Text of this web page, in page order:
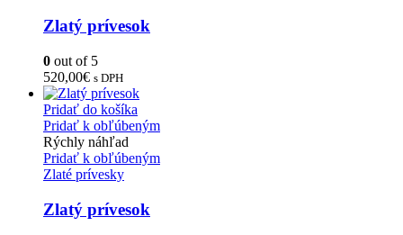
Zlatý prívesok
0 out of 5
520,00€ s DPH
Pridať do košíka
Pridať k obľúbeným
Rýchly náhľad
Pridať k obľúbeným
Zlaté prívesky
Zlatý prívesok